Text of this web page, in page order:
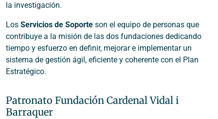
la investigación.
Los Servicios de Soporte son el equipo de personas que
contribuye a la misión de las dos fundaciones dedicando
tiempo y esfuerzo en definir, mejorar e implementar un
sistema de gestión ágil, eficiente y coherente con el Plan
Estratégico.
Patronato Fundación Cardenal Vidal i
Barraquer